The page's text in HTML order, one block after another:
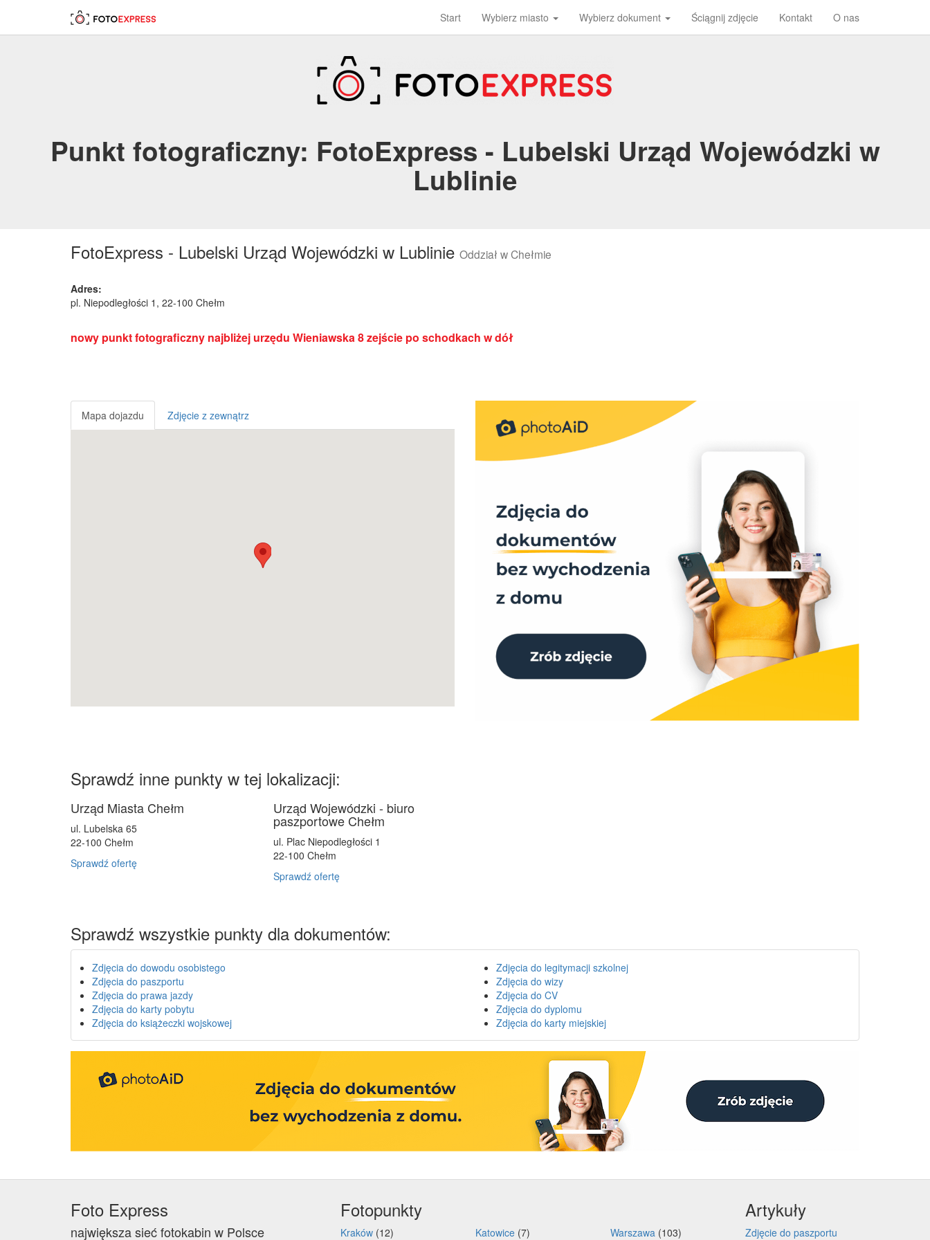
Start Wybierz miasto Wybierz dokument Ściągnij zdjęcie Kontakt O nas
Punkt fotograficzny: FotoExpress - Lubelski Urząd Wojewódzki w
Lublinie
FotoExpress - Lubelski Urząd Wojewódzki w Lublinie Oddział w Chełmie
Adres:
pl. Niepodległości 1 , 22-100 Chełm
nowy punkt fotograficzny najbliżej urzędu Wieniawska 8 zejście po schodkach w dół
Mapa dojazdu Zdjęcie z zewnątrz
Sprawdź inne punkty w tej lokalizacji:
Urząd Miasta Chełm
ul. Lubelska 65
22-100 Chełm
Sprawdź ofertę
Urząd Wojewódzki - biuro
paszportowe Chełm
ul. Plac Niepodległości 1
22-100 Chełm
Sprawdź ofertę
Sprawdź wszystkie punkty dla dokumentów:
Zdjęcia do dowodu osobistego
Zdjęcia do paszportu
Zdjęcia do prawa jazdy
Zdjęcia do karty pobytu
Zdjęcia do książeczki wojskowej
Zdjęcia do legitymacji szkolnej
Zdjęcia do wizy
Zdjęcia do CV
Zdjęcia do dyplomu
Zdjęcia do karty miejskiej
Foto Express
największa sieć fotokabin w Polsce
Fotopunkty
Kraków (12) Katowice (7) Warszawa (103)
Artykuły
Zdjęcie do paszportu